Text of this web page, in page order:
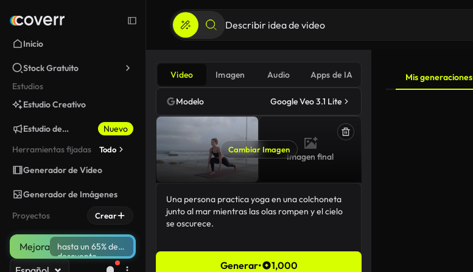
Inicio
Stock Gratuito
Estudios
Estudio Creativo
Estudio de
Nuevo
Herramientas fijadas
Todo
Generador de Vídeo
Generador de Imágenes
Proyectos
Crear
Mejora
hasta un 65% de
descuento
Video Imagen Audio Apps de IA
Modelo Google Veo 3.1 Lite
Cambiar Imagen
Imagen final
Generar• 1,000
Mis generaciones